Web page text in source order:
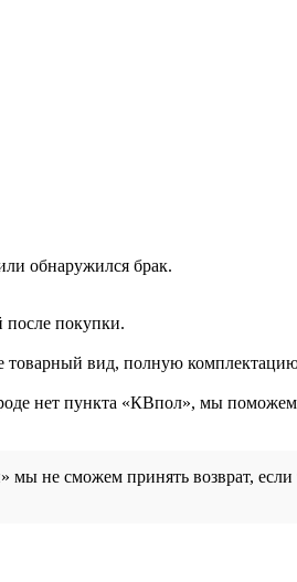
обнаружился брак.
после покупки.
товарный вид, полную
нет пункта «КВпол», мы поможем
мы не сможем принять возврат,